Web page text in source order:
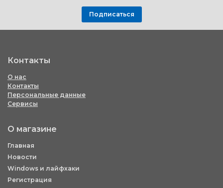
Подписаться
Контакты
О нас
Контакты
Персональные данные
Сервисы
О магазине
Главная
Новости
Windows и лайфхаки
Регистрация